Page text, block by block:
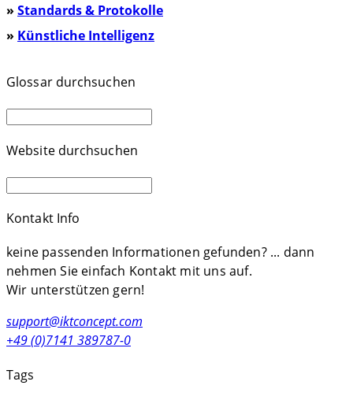
» Standards & Protokolle
» Künstliche Intelligenz
Glossar durchsuchen
Website durchsuchen
Kontakt Info
keine passenden Informationen gefunden? ... dann
nehmen Sie einfach Kontakt mit uns auf.
Wir unterstützen gern!
support@iktconcept.com
+49 (0)7141 389787-0
Tags